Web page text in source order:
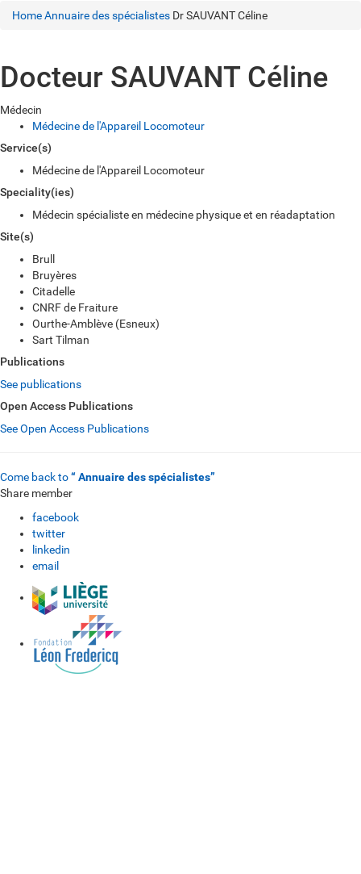
HomeAnnuaire des spécialistes Dr SAUVANT Céline
Docteur SAUVANT Céline
Médecin
Médecine de l'Appareil Locomoteur
Service(s)
Médecine de l'Appareil Locomoteur
Speciality(ies)
Médecin spécialiste en médecine physique et en réadaptation
Site(s)
Brull
Bruyères
Citadelle
CNRF de Fraiture
Ourthe-Amblève (Esneux)
Sart Tilman
Publications
See publications
Open Access Publications
See Open Access Publications
Come back to“ Annuaire des spécialistes”
Share member
facebook
twitter
linkedin
email